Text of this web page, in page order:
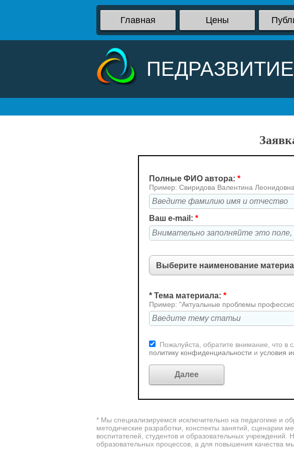
Главная Цены
ПЕДРАЗВИТИЕ
Полные ФИО автора: *
Пример: Свиридова Валентина Леонидовна
Ваш e-mail: *
* Тема материала: *
Пример: "Актуальные проблемы
Пожалуйста, обратите внимание, что в
политику конфиденциальности и условия
* Мы специализируемся исключительно на педагогике и
методические разработки, конспекты занятий, сценарии
воспитателей, студентов и образовательных
образовательных процессов, а для повышения качества